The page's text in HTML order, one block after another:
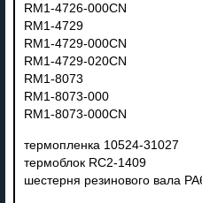
RM1-4726-000CN
RM1-4729
RM1-4729-000CN
RM1-4729-020CN
RM1-8073
RM1-8073-000
RM1-8073-000CN
термопленка 10524-31027
термоблок RC2-1409
шестерня резинового вала